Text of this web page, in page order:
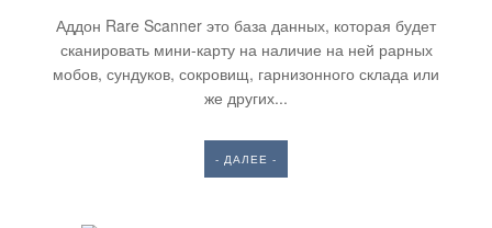
Аддон Rare Scanner это база данных, которая будет
сканировать мини-карту на наличие на ней рарных
мобов, сундуков, сокровищ, гарнизонного склада или
же других...
- ДАЛЕЕ -